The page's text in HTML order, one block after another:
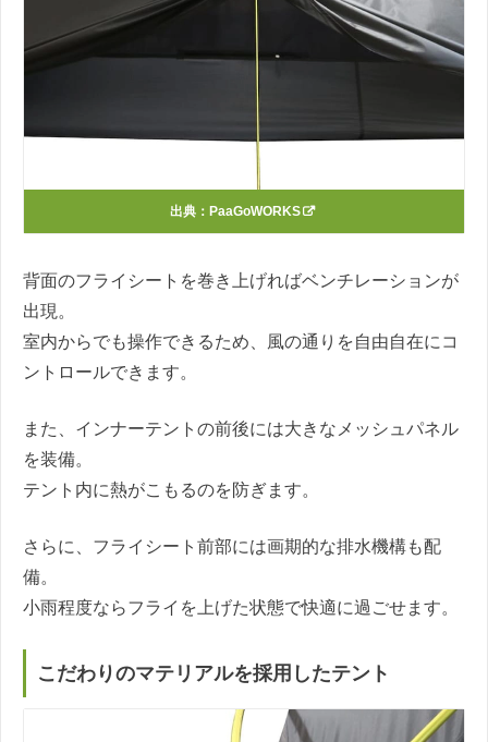
出典： PaaGoWORKS
背面のフライシートを巻き上げればベンチレーションが
出現。
室内からでも操作できるため、風の通りを自由自在にコ
ントロールできます。
また、インナーテントの前後には大きなメッシュパネル
を装備。
テント内に熱がこもるのを防ぎます。
さらに、フライシート前部には画期的な排水機構も配
備。
小雨程度ならフライを上げた状態で快適に過ごせます。
こだわりのマテリアルを採用したテント